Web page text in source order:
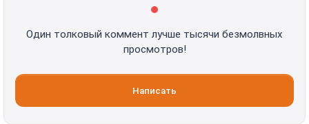
Один толковый коммент лучше тысячи безмолвных
просмотров!
Написать